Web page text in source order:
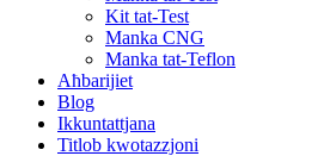
Kit tat-Test
Manka CNG
Manka tat-Teflon
Aħbarijiet
Blog
Ikkuntattjana
Titlob kwotazzjoni